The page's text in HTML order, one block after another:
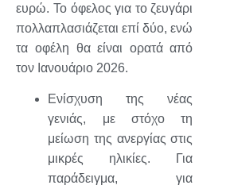
ευρώ. Το όφελος για το ζευγάρι
πολλαπλασιάζεται επί δύο, ενώ
τα οφέλη θα είναι ορατά από
τον Ιανουάριο 2026.
Ενίσχυση της νέας
γενιάς, με στόχο τη
μείωση της ανεργίας στις
μικρές ηλικίες. Για
παράδειγμα, για